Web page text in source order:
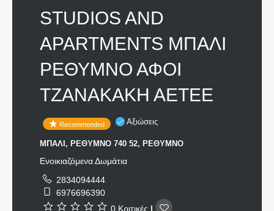
STUDIOS AND
APARTMENTS ΜΠΑΛΙ
ΡΕΘΥΜΝΟ ΑΦΟΙ
ΤΖΑΝΑΚΑΚΗ ΑΕΤΕΕ
Recommended Αξιώσεις
ΜΠΑΛΙ, ΡΕΘΥΜΝΟ 740 52, ΡΕΘΥΜΝΟ
Ενοικιαζόμενα Δωμάτια
2834094444
6976696390
0 Κριτικές |